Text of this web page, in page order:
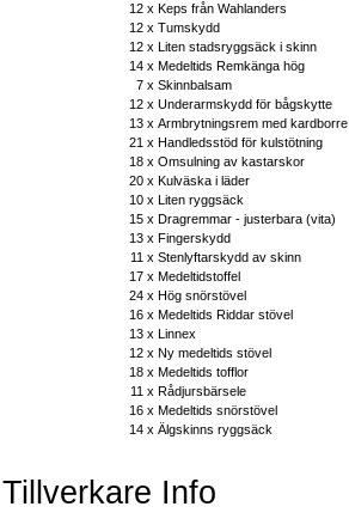
12 x Keps från Wahlanders
12 x Tumskydd
12 x
Liten stadsryggsäck i skinn
14 x Medeltids Remkänga hög
7 x Skinnbalsam
12 x Underarmskydd för bågskytte
13 x Armbrytningsrem med kardborre
21 x Handledsstöd för kulstötning
18 x Omsulning av kastarskor
20 x Kulväska i läder
10 x
Liten ryggsäck
15 x Dragremmar - justerbara (vita)
13 x Fingerskydd
11 x Stenlyftarskydd av skinn
17 x Medeltidstoffel
24 x Hög snörstövel
16 x Medeltids Riddar stövel
13 x
Linnex
12 x Ny medeltids stövel
18 x Medeltids tofflor
11 x Rådjursbärsele
16 x Medeltids snörstövel
14 x Älgskinns ryggsäck
Tillverkare Info